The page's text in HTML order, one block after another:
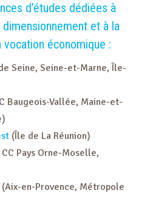
d’études dédiées à
dimensionnement et à la
vocation économique :
Seine, Seine-et-Marne, Île-
Baugeois-Vallée, Maine-et-
(Île de La Réunion)
Pays Orne-Moselle,
(Aix-en-Provence, Métropole